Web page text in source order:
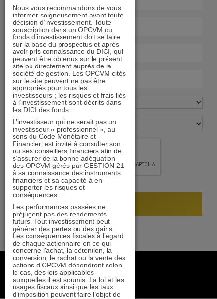
+33 1 84 79 90 24
gestion21@gestion21.fr
8 rue Volney, 75002 Paris
Nous vous recommandons de vous
informer soigneusement avant toute
décision d’investissement. Toute
souscription dans un OPCVM ou
fonds d’investissement doit se faire
sur la base du prospectus et après
avoir pris connaissance du DICI, qui
peuvent être obtenus sur le présent
site ou directement auprès de la
société de gestion. Les OPCVM cités
sur le site peuvent ne pas être
appropriés pour tous les
investisseurs ; les risques et frais liés
à l’investissement sont décrits dans
les DICI des fonds.
L’investisseur qui ne serait pas un
investisseur « professionnel », au
sens du Code Monétaire et
Financier, est invité à consulter son
ou ses conseillers financiers afin de
s’assurer de la bonne adéquation
des OPCVM gérés par GESTION 21
à sa connaissance des instruments
financiers et sa capacité à en
supporter les risques et
conséquences.
Les performances passées ne
préjugent pas des rendements
futurs. Tout investissement peut
générer des pertes ou des gains.
Les conséquences fiscales à l’égard
de chaque actionnaire en ce qui
concerne l’achat, la détention, la
conversion, le rachat ou la vente des
actions d’OPCVM dépendront selon
le cas, des lois applicables
auxquelles il est soumis. La loi et les
usages fiscaux ainsi que les taux
d’imposition peuvent faire l’objet de